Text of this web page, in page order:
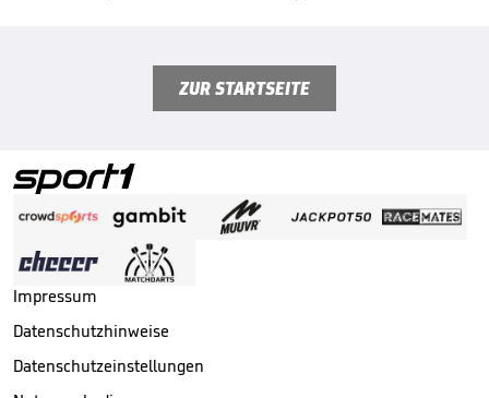
ZUR STARTSEITE
Impressum
Datenschutzhinweise
Datenschutzeinstellungen